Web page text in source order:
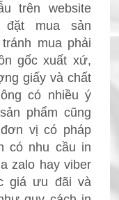
trên website
mua sản
mua phải
gốc xuất xứ,
giấy và chất
có nhiều ý
phẩm cũng
vị có pháp
có nhu cầu in
zalo hay viber
giá ưu đãi và